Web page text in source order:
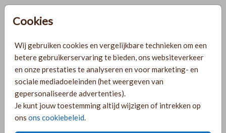
Cookies
Wij gebruiken cookies en vergelijkbare technieken om een
betere gebruikerservaring te bieden, ons websiteverkeer
en onze prestaties te analyseren en voor marketing- en
sociale mediadoeleinden (het weergeven van
gepersonaliseerde advertenties).
Je kunt jouw toestemming altijd wijzigen of intrekken op
ons ons cookiebeleid.
Formaten en prijzen
PRODUCTINFORMATIE
OMSCHRIJVING
Lief geboortekaartje voor een meisje met een oudroze